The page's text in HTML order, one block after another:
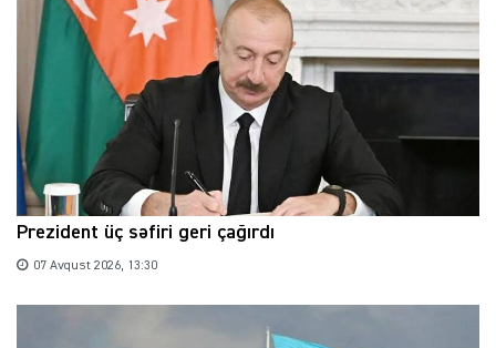
Prezident üç səfiri geri çağırdı
07 Avqust 2026, 13:30